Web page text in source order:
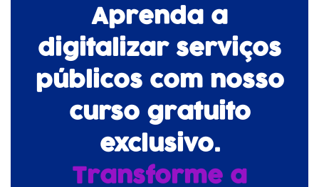
Aprenda a
digitalizar serviços
públicos com nosso
curso gratuito
exclusivo.
Transforme a